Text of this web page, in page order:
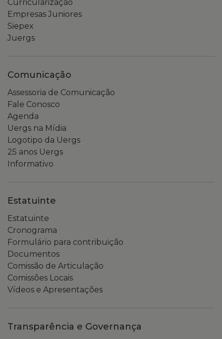
Curricularização
Empresas Juniores
Siepex
Juergs
Comunicação
Assessoria de Comunicação
Fale Conosco
Agenda
Uergs na Mídia
Logotipo da Uergs
25 anos Uergs
Informativo
Estatuinte
Estatuinte
Cronograma
Formulário para contribuição
Documentos
Comissão de Articulação
Comissões Locais
Vídeos e Apresentações
Transparência e Governança